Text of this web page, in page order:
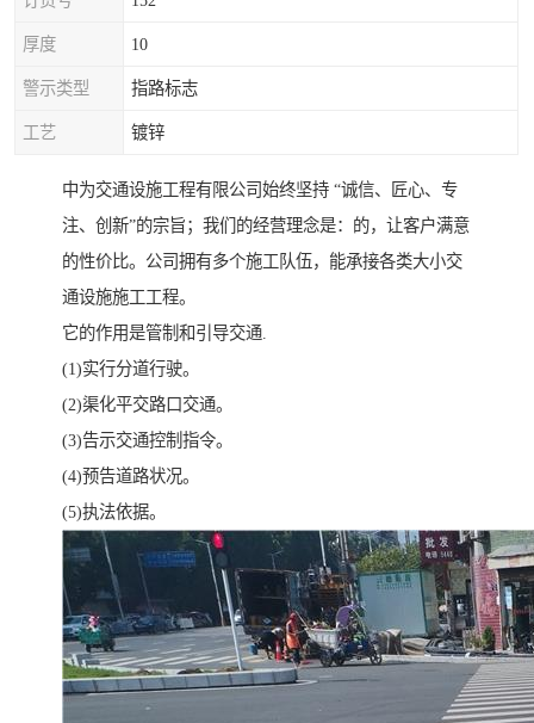
厚度 10
警示类型 指路标志
工艺 镀锌
中为交通设施工程有限公司始终坚持 “诚信、匠心、专
注、创新”的宗旨；我们的经营理念是：的，让客户满意
的性价比。公司拥有多个施工队伍，能承接各类大小交
通设施施工工程。
它的作用是管制和引导交通.
(1)实行分道行驶。
(2)渠化平交路口交通。
(3)告示交通控制指令。
(4)预告道路状况。
(5)执法依据。